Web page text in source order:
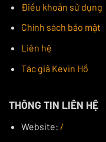
Điều khoản sử dụng
Chính sách bảo mật
Liên hệ
Tác giả Kevin Hồ
THÔNG TIN LIÊN HỆ
Website: /